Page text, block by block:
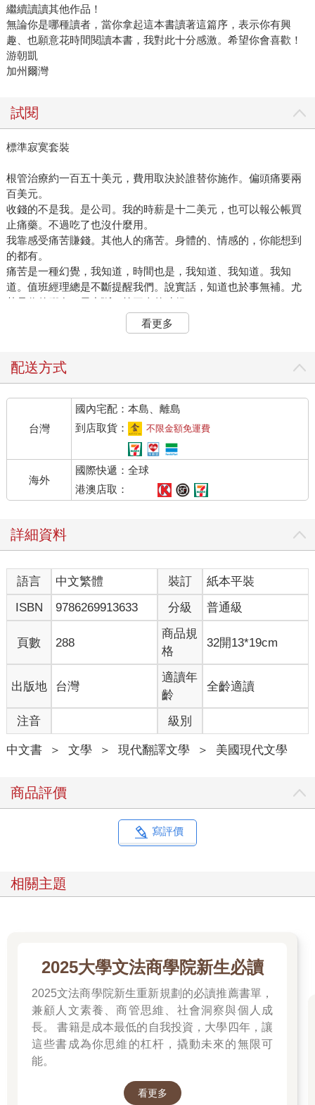
繼續讀讀其他作品！
無論你是哪種讀者，當你拿起這本書讀著這篇序，表示你有興
趣、也願意花時間閱讀本書，我對此十分感激。希望你會喜歡！
游朝凱
加州爾灣
試閱
標準寂寞套裝
根管治療約一百五十美元，費用取決於誰替你施作。偏頭痛要兩
百美元。
收錢的不是我。是公司。我的時薪是十二美元，也可以報公帳買
止痛藥。不過吃了也沒什麼用。
我靠感受痛苦賺錢。其他人的痛苦。身體的、情感的，你能想到
的都有。
痛苦是一種幻覺，我知道，時間也是，我知道、我知道。我知
道。值班經理總是不斷提醒我們。說實話，知道也於事無補。尤
其是你的腳在一天中斷了第三次的時候。
起眼睛，深吸一口氣，打開早上的第一張單子：
我在一場葬禮上。
感覺很悲傷。
別人的悲傷。我就像穿上陌生人的外套，還能感受到另一副身軀
的餘溫。
我湧起一股複雜的感受。
大部分是悲傷，但我也察覺到些許的罪惡感。通常都會有。
我看見哭泣的臉孔。漂亮的臉孔。哭泣、漂亮、白人的臉孔。有
我們的服務不便宜。值班經理也經常提醒我們這一點。需要我提
醒嗎？ 這是他近來最愛講的話。他每次都在走道上徘徊，把頭探
進我們的小隔間裡這麼說。他會說，需要我提醒嗎，知道我們位
在光譜的哪一端嗎？低端或高端？我們正穩穩地站在高端那一
頭。所以他們大多長相俊美，衣服大多很有質感。個性也大多很
好。不過我想，那麼有錢又長相俊美的人，個性很好似乎也沒
在海德拉巴（Hyderabad）某處也有同樣的服務，可是價格稍微
低了一些。那裡叫精確生活公司。當然，邦加羅爾（Bangalore）
還有好幾百家情緒工程公司，如雨後春筍般四處湧現。前幾天我
在報紙上讀到，每三週就有一家新的客服中心開業。工作者跟著
工作機會走，而機會遍布這個產業。我們全都準備好去感覺、去
受苦了。我們正處於成長型產業。
好了。遺體現在要入土了。哭得越來越厲害了。
來了。
種感覺。這些悲傷又俊美的人。感覺很強烈。每位操作員的形容
都不一樣。對我來說，那種感覺有點像一隻大靴子。大到彷彿填
它正踩著我。那隻無限大的腳正踩在我胸口。
葬禮結束後，那隻腳還踩著我，讓我難以呼吸。人們紛紛回到豪
腳。好沉重。來了，沒錯，這種感覺很熟悉，那隻腳，對，就是
那隻腳。確切來說，那並不痛。雖然稱不上舒服，但也不算痛。
「你這個白痴，」他說：「都是同一個傢伙啦。廢話。猶太－基
督教的神。」
「你確定嗎？」我說。
他只是對我搖搖頭。我們以前就談過這件事了。我猜他是對的，
但我不想承認。迪帕克是我們這一區最聰明的人，而他每天也會
好心提醒我這個事實好幾次。
受悲傷與罪惡感，想著是否得按下安全鈕的時候，那種感覺出現
看更多
配送方式
台灣
國內宅配：本島、離島
到店取貨：
不限金額免運費
海外
國際快遞：全球
港澳店取：
詳細資料
語言 中文繁體 裝訂
紙本平裝
ISBN
9786269913633 分級 普通級
頁數 288
商品規
格
32開13*19cm
出版地 台灣
適讀年
齡
全齡適讀
注音 級別
中文書 ＞ 文學 ＞ 現代翻譯文學 ＞ 美國現代文學
商品評價
寫評價
相關主題
2025大學文法商學院新生必讀
2025文法商學院新生重新規劃的必讀推薦書單，
兼顧人文素養、商管思維、社會洞察與個人成
長。 書籍是成本最低的自我投資，大學四年，讓
這些書成為你思維的杠杆，撬動未來的無限可
能。
看更多